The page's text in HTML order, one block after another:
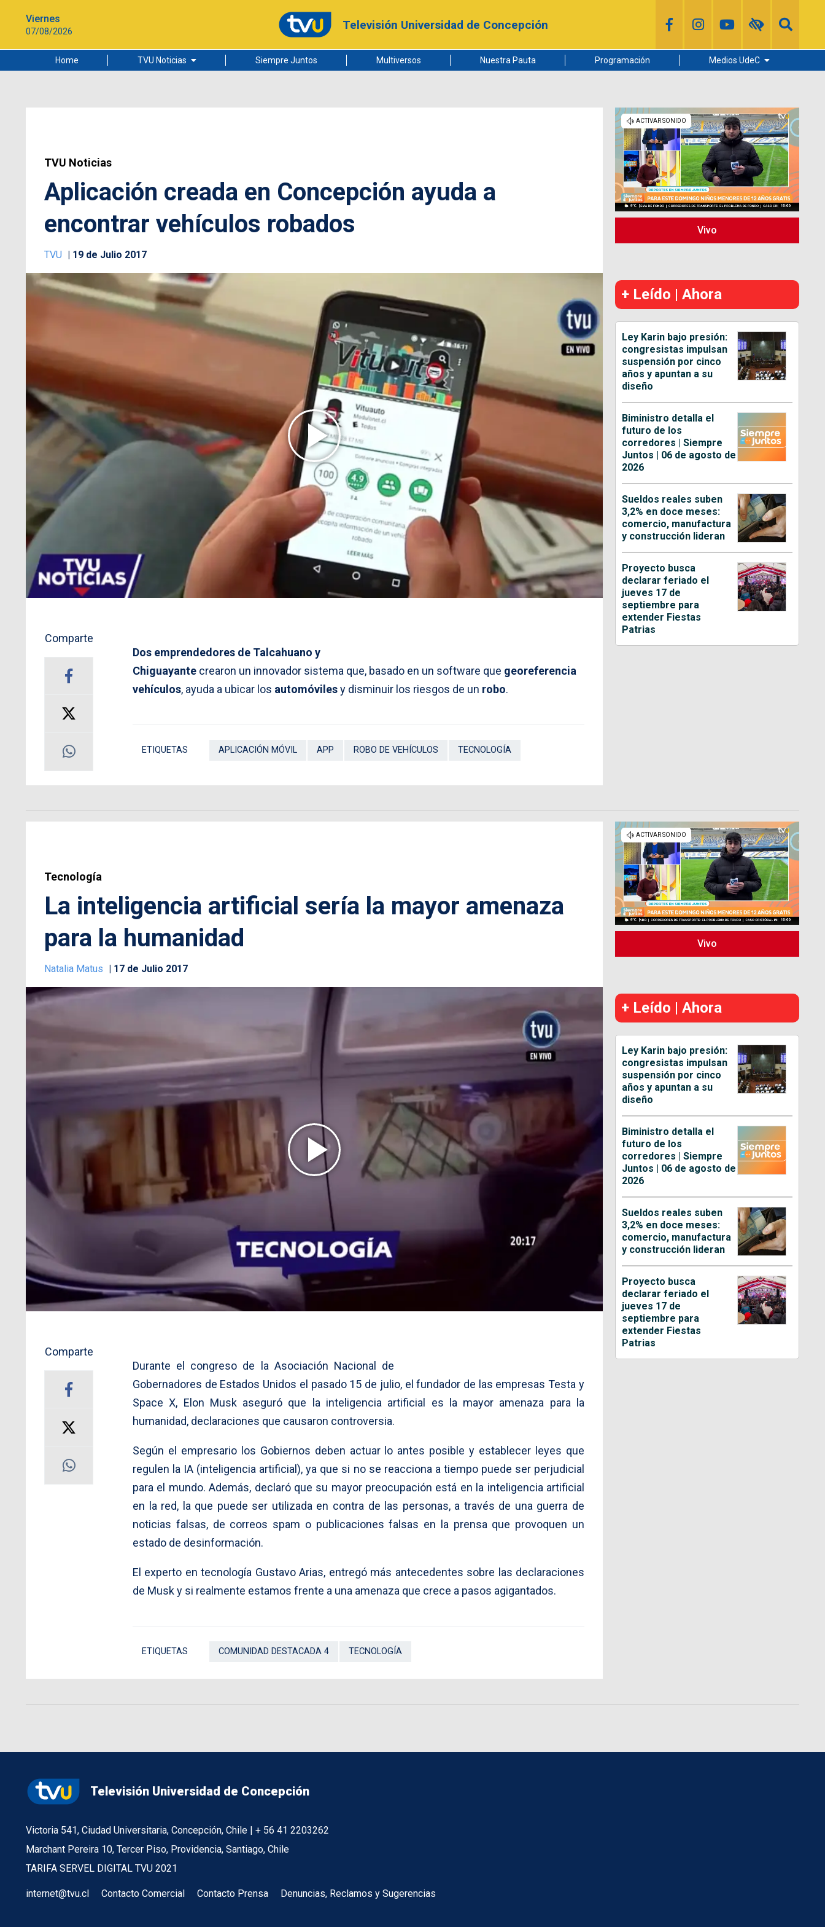
Viernes
07/08/2026 Televisión Universidad de Concepción
Home TVU Noticias
Ciudad
Siempre Juntos Multiversos Nuestra Pauta Programación Medios UdeC
Radio UdeC
Noticias UdeC
La Discusión
TVU Noticias
Aplicación creada en Concepción ayuda a
encontrar vehículos robados
TVU 19 de Julio 2017
Comparte
Dos emprendedores de Talcahuano y
Chiguayante crearon un innovador sistema que, basado en un software que georeferencia
vehículos, ayuda a ubicar los automóvilesy disminuir los riesgos de un robo.
ETIQUETAS APLICACIÓN MÓVIL APP ROBO DE VEHÍCULOS TECNOLOGÍA
Vivo
+ Leído | Ahora
Ley Karin bajo presión:
congresistas impulsan
suspensión por cinco
años y apuntan a su
diseño
Biministro detalla el
futuro de los
corredores | Siempre
Juntos | 06 de agosto de
2026
Sueldos reales suben
3,2% en doce meses:
comercio, manufactura
y construcción lideran
Proyecto busca
declarar feriado el
jueves 17 de
septiembre para
extender Fiestas
Patrias
Tecnología
La inteligencia artificial sería la mayor amenaza
para la humanidad
Natalia Matus 17 de Julio 2017
Comparte
Durante el congreso de la Asociación Nacional de
Gobernadores de Estados Unidos el pasado 15 de julio, el fundador de las empresas Testa y
Space X, Elon Musk aseguró que la inteligencia artificial es la mayor amenaza para la
humanidad, declaraciones que causaron controversia.
Según el empresario los Gobiernos deben actuar lo antes posible y establecer leyes que
regulen la IA (inteligencia artificial), ya que si no se reacciona a tiempo puede ser perjudicial
para el mundo. Además, declaró que su mayor preocupación está en la inteligencia artificial
en la red, la que puede ser utilizada en contra de las personas, a través de una guerra de
noticias falsas, de correos spam o publicaciones falsas en la prensa que provoquen un
estado de desinformación.
El experto en tecnología Gustavo Arias, entregó más antecedentes sobre las declaraciones
de Musk y si realmente estamos frente a una amenaza que crece a pasos agigantados.
ETIQUETAS COMUNIDAD DESTACADA 4 TECNOLOGÍA
Vivo
+ Leído | Ahora
Ley Karin bajo presión:
congresistas impulsan
suspensión por cinco
años y apuntan a su
diseño
Biministro detalla el
futuro de los
corredores | Siempre
Juntos | 06 de agosto de
2026
Sueldos reales suben
3,2% en doce meses:
comercio, manufactura
y construcción lideran
Proyecto busca
declarar feriado el
jueves 17 de
septiembre para
extender Fiestas
Patrias
Televisión Universidad de Concepción
Victoria 541, Ciudad Universitaria, Concepción, Chile | + 56 41 2203262
Marchant Pereira 10, Tercer Piso, Providencia, Santiago, Chile
TARIFA SERVEL DIGITAL TVU 2021
internet@tvu.cl Contacto Comercial Contacto Prensa Denuncias, Reclamos y Sugerencias